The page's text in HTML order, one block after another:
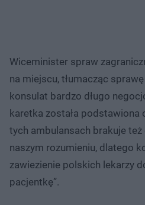
Wiceminister spraw
na miejscu, tłumacząc
konsulat bardzo długo
karetka została podstawiona
tych ambulansach brakuje
naszym rozumieniu, dlatego
zawiezienie polskich lekarzy
pacjentkę”.